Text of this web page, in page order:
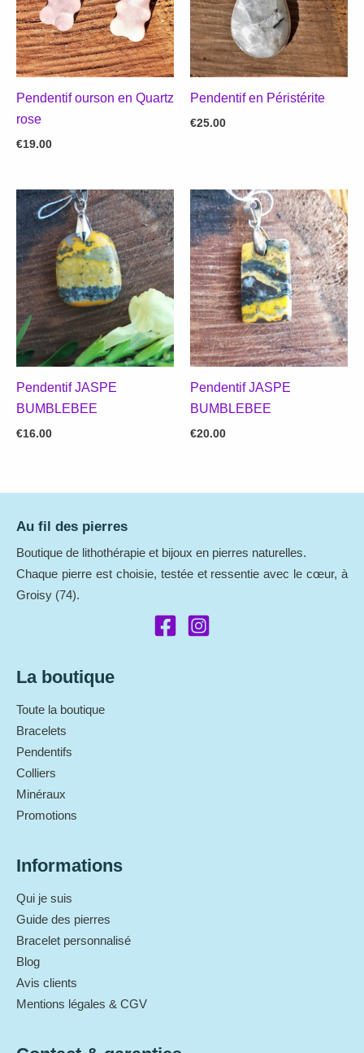
Pendentif ourson en Quartz
rose
€19.00
Pendentif en Péristérite
€25.00
Pendentif JASPE
BUMBLEBEE
€16.00
Pendentif JASPE
BUMBLEBEE
€20.00
Au fil des pierres
Boutique de lithothérapie et bijoux en pierres naturelles.
Chaque pierre est choisie, testée et ressentie avec le cœur, à
Groisy (74).
La boutique
Toute la boutique
Bracelets
Pendentifs
Colliers
Minéraux
Promotions
Informations
Qui je suis
Guide des pierres
Bracelet personnalisé
Blog
Avis clients
Mentions légales & CGV